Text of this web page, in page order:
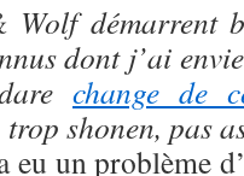
Wolf démarrent
dont j’ai
change de
shonen, pas
eu un problème